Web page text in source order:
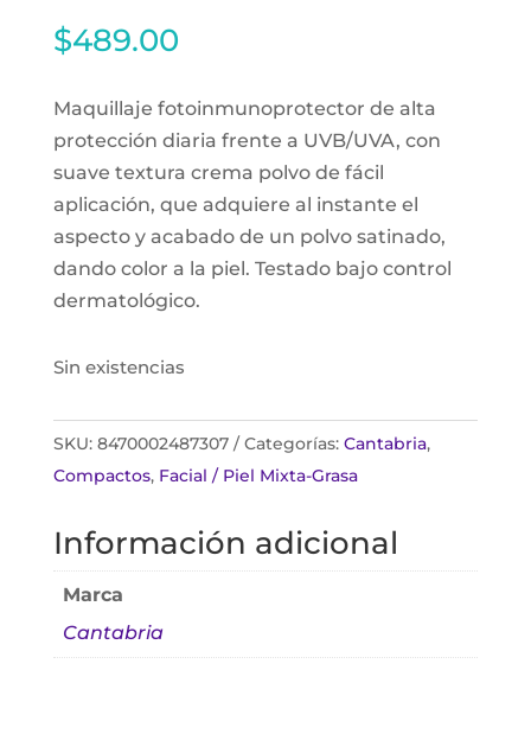
$489.00
Maquillaje fotoinmunoprotector de alta
protección diaria frente a UVB/UVA, con
suave textura crema polvo de fácil
aplicación, que adquiere al instante el
aspecto y acabado de un polvo satinado,
dando color a la piel. Testado bajo control
dermatológico.
Sin existencias
SKU: 8470002487307 Categorías: Cantabria,
Compactos, Facial / Piel Mixta-Grasa
Información adicional
Marca
Cantabria